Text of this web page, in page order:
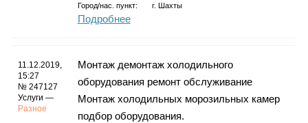
Город/нас. пункт: г. Шахты
Подробнее
11.12.2019,
15:27
№ 247127
Услуги —
Разное
Монтаж демонтаж холодильного
оборудования ремонт обслуживание
Монтаж холодильных морозильных камер
подбор оборудования.